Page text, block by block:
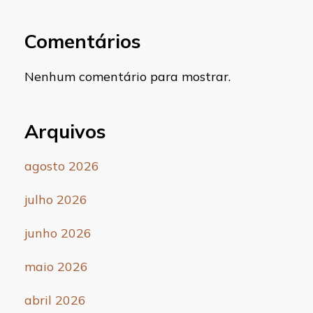
Comentários
Nenhum comentário para mostrar.
Arquivos
agosto 2026
julho 2026
junho 2026
maio 2026
abril 2026